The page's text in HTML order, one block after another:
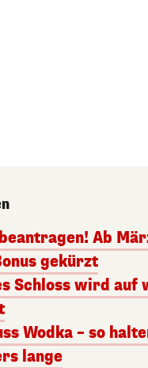
Ab
gekürzt
Schloss wird auf
Wodka – so
lange